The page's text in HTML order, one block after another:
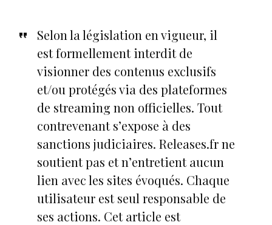
Selon la législation en vigueur, il
est formellement interdit de
visionner des contenus exclusifs
et/ou protégés via des plateformes
de streaming non officielles. Tout
contrevenant s’expose à des
sanctions judiciaires. Releases.fr ne
soutient pas et n’entretient aucun
lien avec les sites évoqués. Chaque
utilisateur est seul responsable de
ses actions. Cet article est